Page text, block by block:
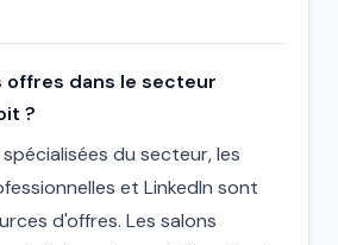
offres dans le secteur
?
du secteur, les
et LinkedIn sont
d'offres. Les salons